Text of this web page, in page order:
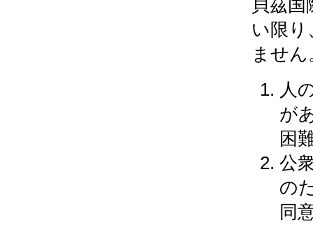
貝茲
い限り
ませ
人
が
困
公
の
同